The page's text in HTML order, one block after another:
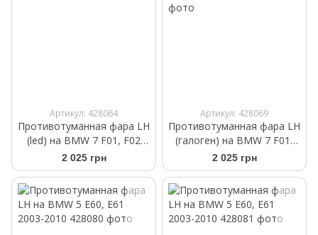
Артикул: 428064
Противотуманная фара LH
(led) на BMW 7 F01, F02
2008-2015
2 025 грн
Артикул: 428069
Противотуманная фара LH
(галоген) на BMW 7 F01,
F02 2008-2015
2 025 грн